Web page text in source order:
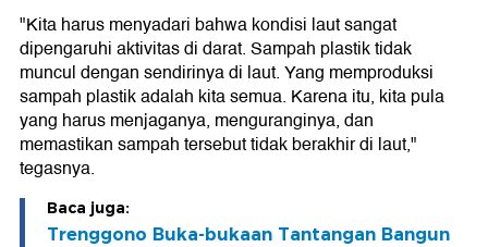
"Kita harus menyadari bahwa kondisi laut sangat
dipengaruhi aktivitas di darat. Sampah plastik tidak
muncul dengan sendirinya di laut. Yang memproduksi
sampah plastik adalah kita semua. Karena itu, kita pula
yang harus menjaganya, menguranginya, dan
memastikan sampah tersebut tidak berakhir di laut,"
tegasnya.
Baca juga:
Trenggono Buka-bukaan Tantangan Bangun